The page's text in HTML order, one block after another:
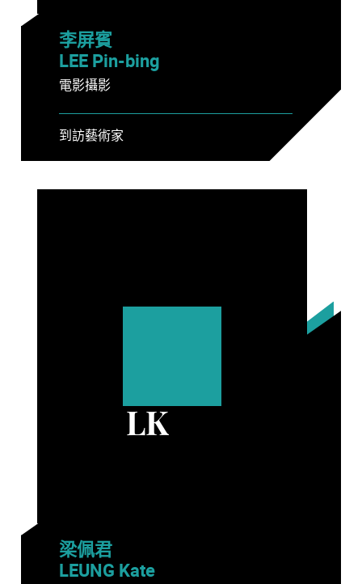
李屏賓
LEE Pin-bing
電影攝影
到訪藝術家
LK
梁佩君
LEUNG Kate